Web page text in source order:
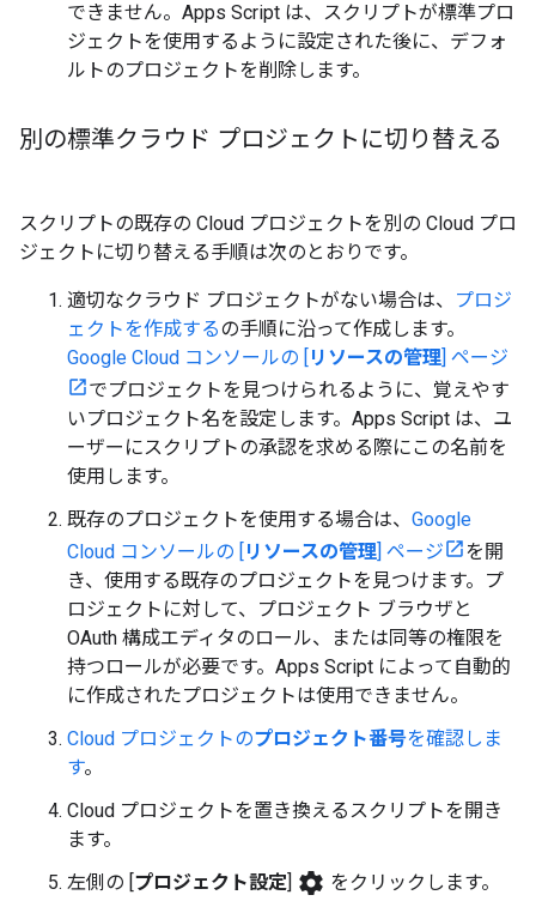
できません。Apps Script は、スクリプトが標準プロ
ジェクトを使用するように設定された後に、デフォ
ルトのプロジェクトを削除します。
別の標準クラウド プロジェクトに切り替える
スクリプトの既存の Cloud プロジェクトを別の Cloud プロ
ジェクトに切り替える手順は次のとおりです。
適切なクラウド プロジェクトがない場合は、
プロジ
ェクトを作成するの手順に沿って作成します。
Google Cloud コンソールの [リソースの管理] ページ
でプロジェクトを見つけられるように、覚えやす
いプロジェクト名を設定します。Apps Script は、ユ
ーザーにスクリプトの承認を求める際にこの名前を
使用します。
既存のプロジェクトを使用する場合は、 Google
Cloud コンソールの [リソースの管理] ページ
を開
き、使用する既存のプロジェクトを見つけます。プ
ロジェクトに対して、プロジェクト ブラウザと
OAuth 構成エディタのロール、または同等の権限を
持つロールが必要です。Apps Script によって自動的
に作成されたプロジェクトは使用できません。
Cloud プロジェクトのプロジェクト番号を確認しま
す。
Cloud プロジェクトを置き換えるスクリプトを開き
ます。
左側の [プロジェクト設定] settings をクリックします。